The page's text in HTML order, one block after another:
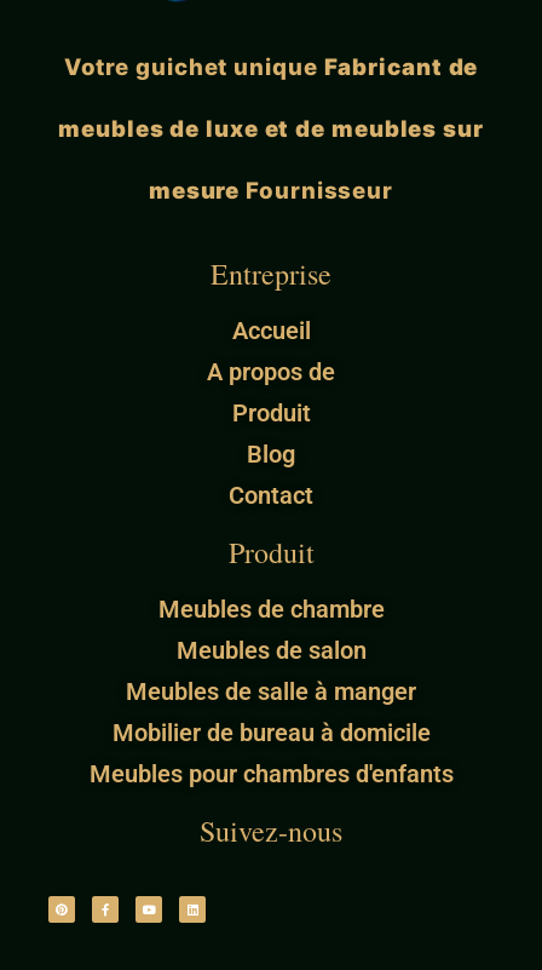
Votre guichet unique Fabricant de
meubles de luxe et de meubles sur
mesure Fournisseur
Entreprise
Accueil
A propos de
Produit
Blog
Contact
Produit
Meubles de chambre
Meubles de salon
Meubles de salle à manger
Mobilier de bureau à domicile
Meubles pour chambres d'enfants
Suivez-nous